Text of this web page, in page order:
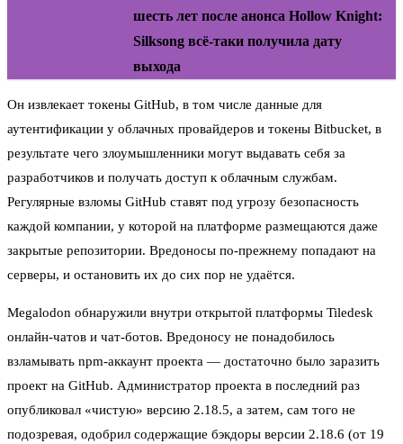
шесть лет после анонса Hollow Knight:
Silksong всё-таки получила дату
выхода
Он извлекает токены GitHub, в том числе данные для
аутентификации у облачных провайдеров и токены Bitbucket, в
результате чего злоумышленники могут выдавать себя за
разработчиков и получать доступ к облачным службам.
Регулярные взломы GitHub ставят под угрозу безопасность
каждой компании, у которой на платформе размещаются даже
закрытые репозитории. Вредоносы по-прежнему попадают на
серверы, и остановить их до сих пор не удаётся.
Megalodon обнаружили внутри открытой платформы Tiledesk
онлайн-чатов и чат-ботов. Вредоносу не понадобилось
взламывать npm-аккаунт проекта — достаточно было заразить
проект на GitHub. Администратор проекта в последний раз
опубликовал «чистую» версию 2.18.5, а затем, сам того не
подозревая, одобрил содержащие бэкдоры версии 2.18.6 (от 19